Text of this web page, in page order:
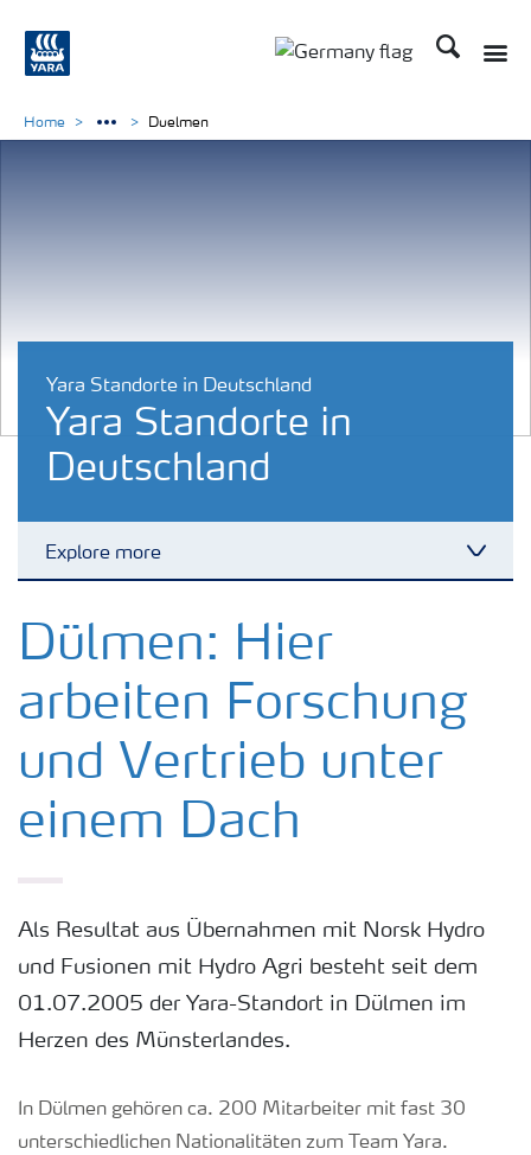
Suchen
Yara Standorte in Deutschland
Yara Standorte in
Deutschland
Explore more
Yara Deutschland
Wo wir arbeiten
Düngeranwendung
Home Duelmen
Dülmen: Hier
arbeiten Forschung
und Vertrieb unter
einem Dach
Als Resultat aus Übernahmen mit Norsk Hydro
und Fusionen mit Hydro Agri besteht seit dem
01.07.2005 der Yara-Standort in Dülmen im
Herzen des Münsterlandes.
In Dülmen gehören ca. 200 Mitarbeiter mit fast 30
unterschiedlichen Nationalitäten zum Team Yara.